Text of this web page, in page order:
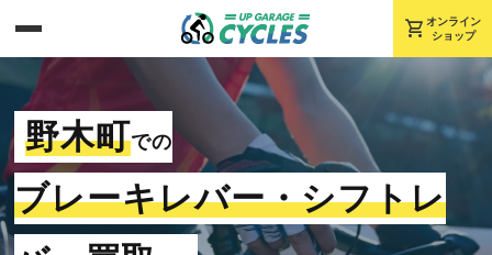
shopping_cart オンライン
ショップ
野木町での
ブレーキレバー・シフトレ